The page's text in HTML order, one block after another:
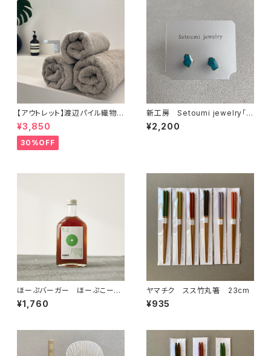
【アウトレット】渡辺パイル織物
もふもふサンホーキン（バスタオ
ル）
¥3,850
30%OFF
新工房 Setoumi jewelry「青
のカケラピアス」
¥2,200
ほーぷバーガー ほーぷこーら
シロップ
¥1,760
ヤマチク スス竹丸箸 23cm
¥935